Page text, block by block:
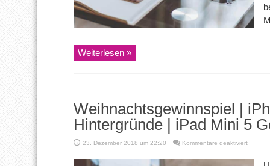
#82
Weiterlesen »
Weihnachtsgewinnspiel |
Hintergründe | iPad Mini 5
23. Dezember 2018 um 22:20 Kommentare deaktiviertfür
| iPhone